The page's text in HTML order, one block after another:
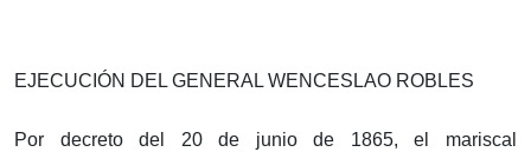
EJECUCIÓN DEL GENERAL WENCESLAO ROBLES
Por decreto del 20 de junio de 1865, el mariscal